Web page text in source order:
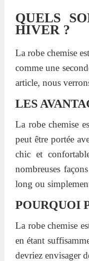
QUELS
HIVER ?
La robe chemise
comme une
article, nous
LES
La robe chemise
peut être portée
chic et
nombreuses
long ou
POURQUOI
La robe chemise
en étant
devriez envisager